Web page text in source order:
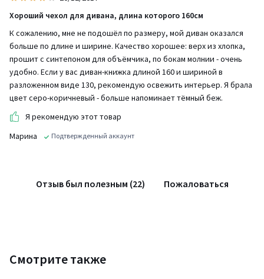
Хороший чехол для дивана, длина которого 160см
К сожалению, мне не подошёл по размеру, мой диван оказался
больше по длине и ширине. Качество хорошее: верх из хлопка,
прошит с синтепоном для объёмчика, по бокам молнии - очень
удобно. Если у вас диван-книжка длиной 160 и шириной в
разложенном виде 130, рекомендую освежить интерьер. Я брала
цвет серо-коричневый - больше напоминает тёмный беж.
Я рекомендую этот товар
Марина
Подтвержденный аккаунт
Отзыв был полезным (22) Пожаловаться
Смотрите также